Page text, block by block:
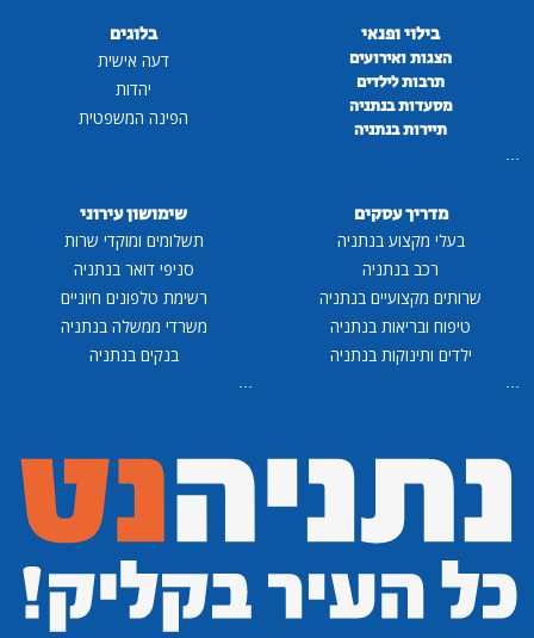
בילוי ופנאי
הצגות ואירועים
תרבות לילדים
מסעדות בנתניה
תיירות בנתניה
בלוגים
דעה אישית
יהדות
הפינה המשפטית
מדריך עסקים
בעלי מקצוע בנתניה
רכב בנתניה
שרותים מקצועיים בנתניה
טיפוח ובריאות בנתניה
ילדים ותינוקות בנתניה
שימושון עירוני
תשלומים ומוקדי שרות
סניפי דואר בנתניה
רשימת טלפונים חיוניים
משרדי ממשלה בנתניה
בנקים בנתניה